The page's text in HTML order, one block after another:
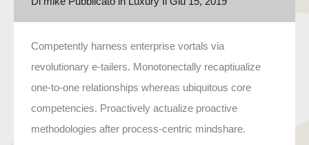
Competently harness enterprise vortals via
revolutionary e-tailers. Monotonectally recaptiualize
one-to-one relationships whereas ubiquitous core
competencies. Proactively actualize proactive
methodologies after process-centric mindshare.